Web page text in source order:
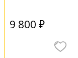
9 800 ₽